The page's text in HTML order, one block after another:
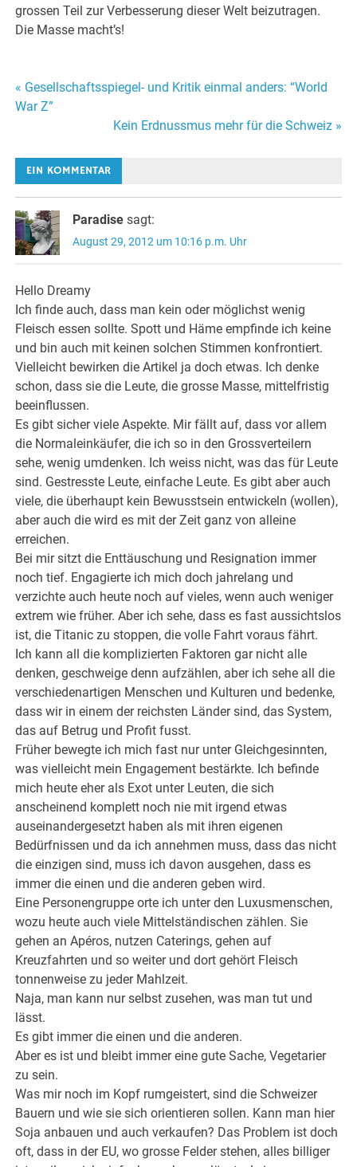
grossen Teil zur Verbesserung dieser Welt beizutragen.
Die Masse macht’s!
Beitragsnavigation
« Gesellschaftsspiegel- und Kritik einmal anders: “World
War Z”
Kein Erdnussmus mehr für die Schweiz »
EIN KOMMENTAR
Paradise sagt:
August 29, 2012 um 10:16 p.m. Uhr
Hello Dreamy
Ich finde auch, dass man kein oder möglichst wenig
Fleisch essen sollte. Spott und Häme empfinde ich keine
und bin auch mit keinen solchen Stimmen konfrontiert.
Vielleicht bewirken die Artikel ja doch etwas. Ich denke
schon, dass sie die Leute, die grosse Masse, mittelfristig
beeinflussen.
Es gibt sicher viele Aspekte. Mir fällt auf, dass vor allem
die Normaleinkäufer, die ich so in den Grossverteilern
sehe, wenig umdenken. Ich weiss nicht, was das für Leute
sind. Gestresste Leute, einfache Leute. Es gibt aber auch
viele, die überhaupt kein Bewusstsein entwickeln (wollen),
aber auch die wird es mit der Zeit ganz von alleine
erreichen.
Bei mir sitzt die Enttäuschung und Resignation immer
noch tief. Engagierte ich mich doch jahrelang und
verzichte auch heute noch auf vieles, wenn auch weniger
extrem wie früher. Aber ich sehe, dass es fast aussichtslos
ist, die Titanic zu stoppen, die volle Fahrt voraus fährt.
Ich kann all die komplizierten Faktoren gar nicht alle
denken, geschweige denn aufzählen, aber ich sehe all die
verschiedenartigen Menschen und Kulturen und bedenke,
dass wir in einem der reichsten Länder sind, das System,
das auf Betrug und Profit fusst.
Früher bewegte ich mich fast nur unter Gleichgesinnten,
was vielleicht mein Engagement bestärkte. Ich befinde
mich heute eher als Exot unter Leuten, die sich
anscheinend komplett noch nie mit irgend etwas
auseinandergesetzt haben als mit ihren eigenen
Bedürfnissen und da ich annehmen muss, dass das nicht
die einzigen sind, muss ich davon ausgehen, dass es
immer die einen und die anderen geben wird.
Eine Personengruppe orte ich unter den Luxusmenschen,
wozu heute auch viele Mittelständischen zählen. Sie
gehen an Apéros, nutzen Caterings, gehen auf
Kreuzfahrten und so weiter und dort gehört Fleisch
tonnenweise zu jeder Mahlzeit.
Naja, man kann nur selbst zusehen, was man tut und
lässt.
Es gibt immer die einen und die anderen.
Aber es ist und bleibt immer eine gute Sache, Vegetarier
zu sein.
Was mir noch im Kopf rumgeistert, sind die Schweizer
Bauern und wie sie sich orientieren sollen. Kann man hier
Soja anbauen und auch verkaufen? Das Problem ist doch
oft, dass in der EU, wo grosse Felder stehen, alles billiger